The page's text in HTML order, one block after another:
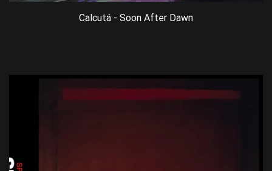
Calcutá - Soon After Dawn